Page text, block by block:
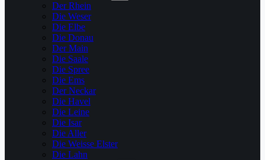
Der Rhein
Die Weser
Die Elbe
Die Donau
Der Main
Die Saale
Die Spree
Die Ems
Der Neckar
Die Havel
Die Leine
Die Isar
Die Aller
Die Weisse Elster
Die Lahn